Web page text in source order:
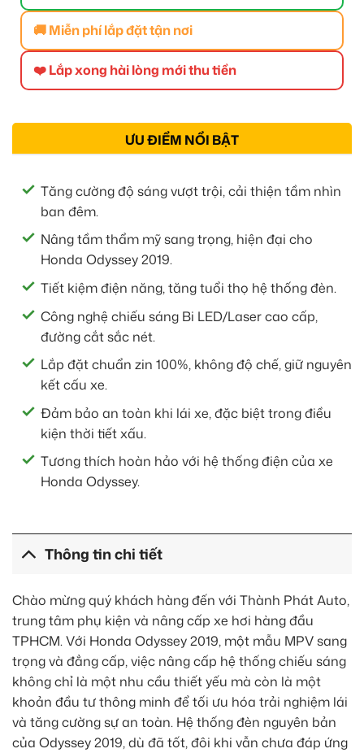
🚚 Miễn phí lắp đặt tận nơi
❤️ Lắp xong hài lòng mới thu tiền
ƯU ĐIỂM NỔI BẬT
Tăng cường độ sáng vượt trội, cải thiện tầm nhìn
ban đêm.
Nâng tầm thẩm mỹ sang trọng, hiện đại cho
Honda Odyssey 2019.
Tiết kiệm điện năng, tăng tuổi thọ hệ thống đèn.
Công nghệ chiếu sáng Bi LED/Laser cao cấp,
đường cắt sắc nét.
Lắp đặt chuẩn zin 100%, không độ chế, giữ nguyên
kết cấu xe.
Đảm bảo an toàn khi lái xe, đặc biệt trong điều
kiện thời tiết xấu.
Tương thích hoàn hảo với hệ thống điện của xe
Honda Odyssey.
Thông tin chi tiết
Chào mừng quý khách hàng đến với Thành Phát Auto,
trung tâm phụ kiện và nâng cấp xe hơi hàng đầu
TPHCM. Với Honda Odyssey 2019, một mẫu MPV sang
trọng và đẳng cấp, việc nâng cấp hệ thống chiếu sáng
không chỉ là một nhu cầu thiết yếu mà còn là một
khoản đầu tư thông minh để tối ưu hóa trải nghiệm lái
và tăng cường sự an toàn. Hệ thống đèn nguyên bản
của Odyssey 2019, dù đã tốt, đôi khi vẫn chưa đáp ứng